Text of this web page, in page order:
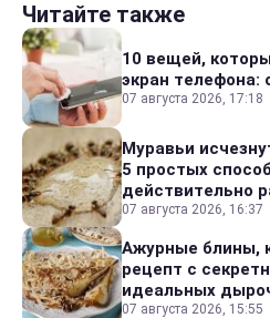
Читайте также
10 вещей,
экран телефона:
07 августа 2026, 17:18
Муравьи
5 простых
действительно
07 августа 2026, 16:37
Ажурные блины,
рецепт с
идеальных
07 августа 2026, 15:55